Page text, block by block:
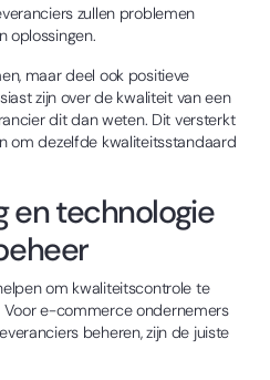
zullen problemen
oplossingen.
maar deel ook positieve
zijn over de kwaliteit van een
dit dan weten. Dit versterkt
om dezelfde kwaliteitsstandaard
en technologie
om kwaliteitscontrole te
e-commerce ondernemers
beheren, zijn de juiste